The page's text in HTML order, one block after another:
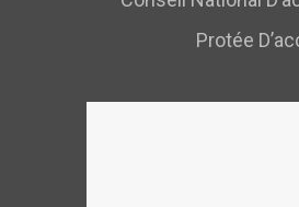
Protée